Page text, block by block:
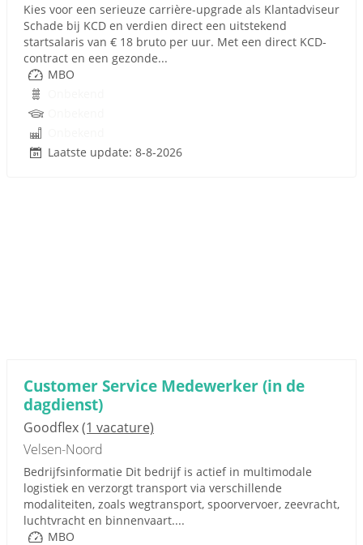
Kies voor een serieuze carrière-upgrade als Klantadviseur
Schade bij KCD en verdien direct een uitstekend
startsalaris van € 18 bruto per uur. Met een direct KCD-
contract en een gezonde...
MBO
Laatste update: 8-8-2026
Customer Service Medewerker (in de
dagdienst)
Goodflex(1 vacature)
Velsen-Noord
Bedrijfsinformatie Dit bedrijf is actief in multimodale
logistiek en verzorgt transport via verschillende
modaliteiten, zoals wegtransport, spoorvervoer, zeevracht,
luchtvracht en binnenvaart....
MBO